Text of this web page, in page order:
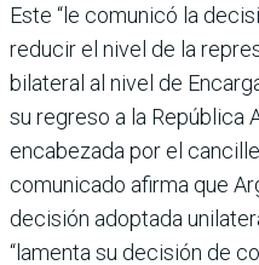
Este “le comunicó la
reducir el nivel de la
bilateral al nivel de
su regreso a la República
encabezada por el
comunicado afirma que
decisión adoptada
“lamenta su decisión de